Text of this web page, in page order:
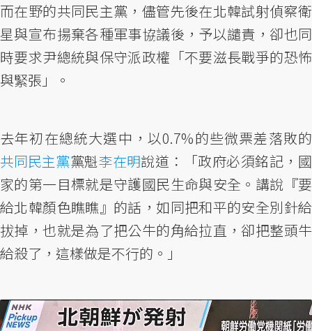
而在野的共同民主黨，儘管先後在北韓試射偵察衛
星與宣布揚棄各種軍事協議後，予以譴責，卻也同
時要求尹總統與保守派政權「不要滋長戰爭的恐怖
與緊張」。
去年初在總統大選中，以0.7%的些微票差落敗的
共同民主黨黨魁李在明說道：「政府必須銘記，國
家的第一目標就是守護國民生命與安全。講說『要
給北韓顏色瞧瞧』的話，如同把和平的安全別針給
拔掉，也就是為了把公牛的角給拉直，卻把整頭牛
給殺了，這樣做是不行的。」